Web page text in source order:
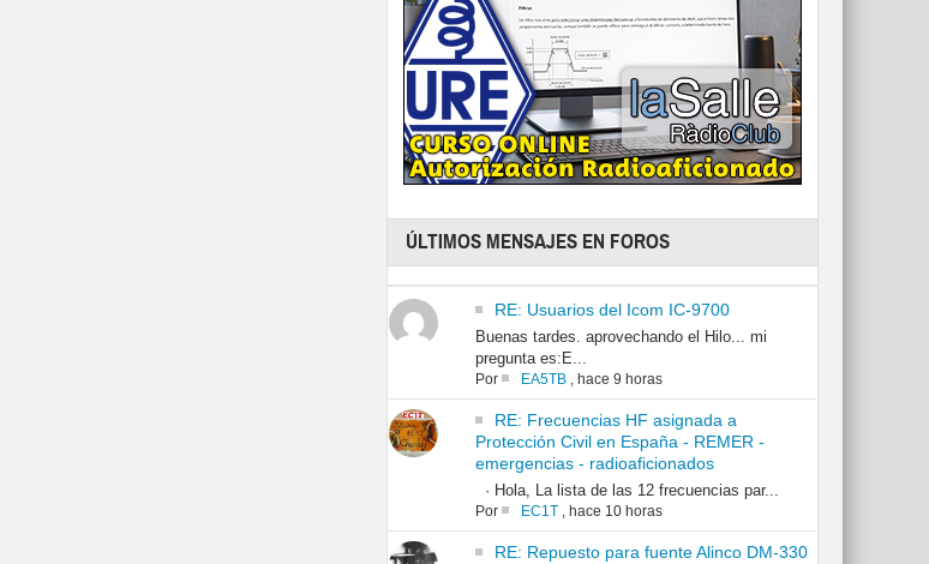
ÚLTIMOS MENSAJES EN FOROS
RE: Usuarios del Icom IC-9700
Buenas tardes. aprovechando el Hilo... mi
pregunta es:E...
Por EA5TB, hace 9 horas
RE: Frecuencias HF asignada a
Protección Civil en España - REMER -
emergencias - radioaficionados
· Hola, La lista de las 12 frecuencias par...
Por EC1T, hace 10 horas
RE: Repuesto para fuente Alinco DM-330